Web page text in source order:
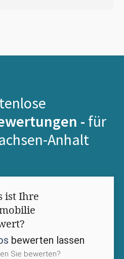
- für
Anhalt
ist Ihre
bewerten lassen
Sie bewerten?